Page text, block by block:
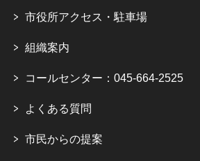
市役所アクセス・駐車場
組織案内
コールセンター：045-664-2525
よくある質問
市民からの提案